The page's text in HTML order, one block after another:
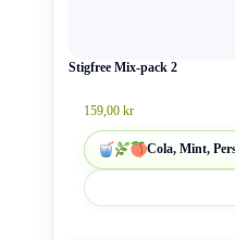
Stigfree Mix-pack 2
159,00 kr
Cola, Mint,